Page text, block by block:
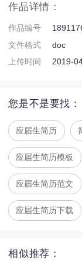
作品详情：
作品编号
文件格式
doc
上传时间
2019-
您是不是要找：
应届生简历
应届生简历模板
应届生简历范文
应届生简历下载
相似推荐：